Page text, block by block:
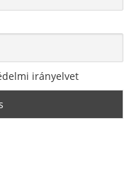
irányelvet